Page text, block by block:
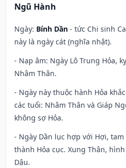
Ngũ Hành
Ngày: Bính Dần - tức Chi sinh
này là ngày cát (nghĩa nhật).
- Nạp âm: Ngày Lô Trung Hỏa,
Nhâm Thân.
- Ngày này thuộc hành Hỏa
các tuổi: Nhâm Thân và Giáp
không sợ Hỏa.
- Ngày Dần lục hợp với Hợi,
thành Hỏa cục. Xung Thân,
Dậu.